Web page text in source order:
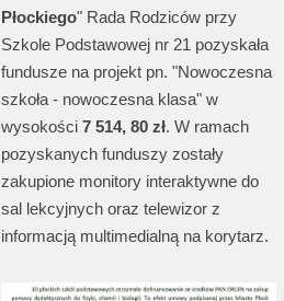
Płockiego" Rada Rodziców przy
Szkole Podstawowej nr 21 pozyskała
fundusze na projekt pn. "Nowoczesna
szkoła - nowoczesna klasa" w
wysokości7 514, 80 zł. W ramach
pozyskanych funduszy zostały
zakupione monitory interaktywne do
sal lekcyjnych oraz telewizor z
informacją multimedialną na korytarz.